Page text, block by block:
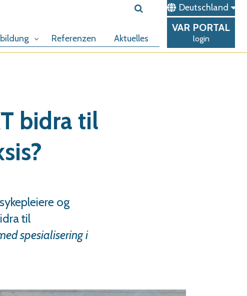
Deutschland
Referenzen Aktuelles
VAR PORTAL
login
bidra til
og
til
spesialisering i